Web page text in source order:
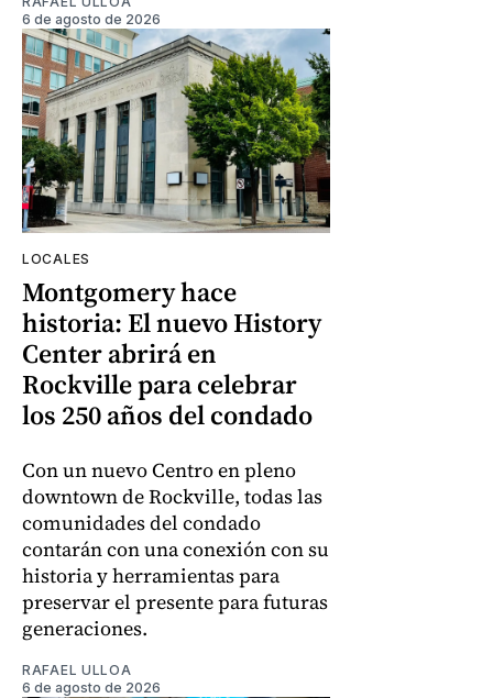
6 de agosto de 2026
LOCALES
Montgomery hace
historia: El nuevo History
Center abrirá en
Rockville para celebrar
los 250 años del condado
Con un nuevo Centro en pleno
downtown de Rockville, todas las
comunidades del condado
contarán con una conexión con su
historia y herramientas para
preservar el presente para futuras
generaciones.
RAFAEL ULLOA
6 de agosto de 2026